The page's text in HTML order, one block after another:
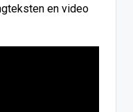
en video